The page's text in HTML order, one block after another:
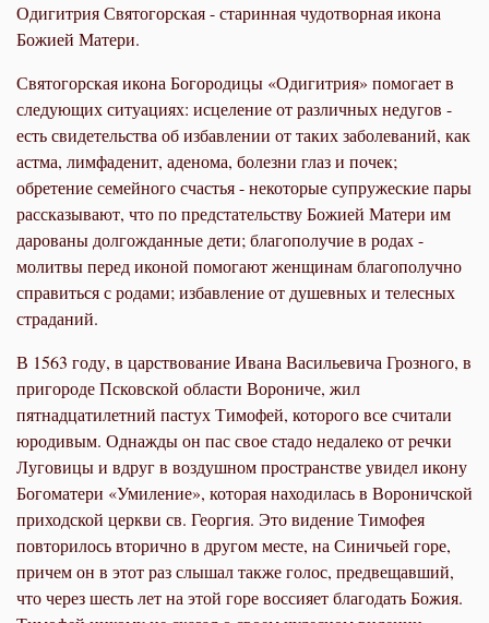
Одигитрия Святогорская - старинная чудотворная икона
Божией Матери.
Святогорская икона Богородицы «Одигитрия» помогает в
следующих ситуациях: исцеление от различных недугов -
есть свидетельства об избавлении от таких заболеваний, как
астма, лимфаденит, аденома, болезни глаз и почек;
обретение семейного счастья - некоторые супружеские пары
рассказывают, что по предстательству Божией Матери им
дарованы долгожданные дети; благополучие в родах -
молитвы перед иконой помогают женщинам благополучно
справиться с родами; избавление от душевных и телесных
страданий.
В 1563 году, в царствование Ивана Васильевича Грозного, в
пригороде Псковской области Ворониче, жил
пятнадцатилетний пастух Тимофей, которого все считали
юродивым. Однажды он пас свое стадо недалеко от речки
Луговицы и вдруг в воздушном пространстве увидел икону
Богоматери «Умиление», которая находилась в Вороничской
приходской церкви св. Георгия. Это видение Тимофея
повторилось вторично в другом месте, на Синичьей горе,
причем он в этот раз слышал также голос, предвещавший,
что через шесть лет на этой горе воссияет благодать Божия.